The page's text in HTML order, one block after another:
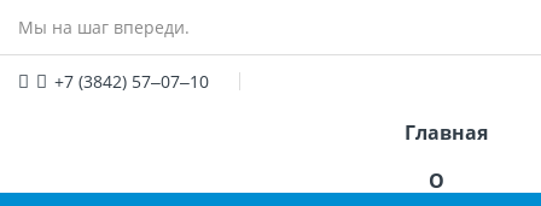
Мы на шаг впереди.
+7 (3842) 57‒07‒10
ВойдитеилиЗарегистрируйтесь
Главная
О